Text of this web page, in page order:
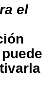
el
puede